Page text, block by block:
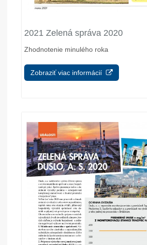
2021 Zelená správa 2020
Zhodnotenie minulého roka
Zobraziť viac informácií